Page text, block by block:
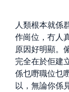
人類根本就係
作崗位，冇人
原因好明顯。
完全在於佢建
係乜嘢職位乜
以，無論你係